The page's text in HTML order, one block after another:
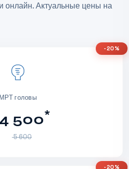
онлайн. Актуальные цены на
МРТ головы
4 500*
5 600
-20%
-20%